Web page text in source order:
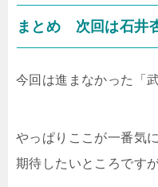
まとめ 次回は石井
今回は進まなかった「
やっぱりここが一番気
期待したいところです